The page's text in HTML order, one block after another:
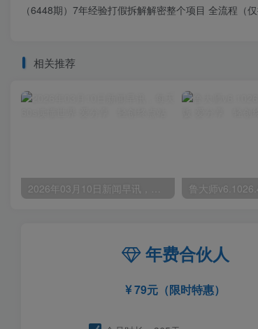
（6448期）7年经验打假拆解解密整个项目 全流程（仅
相关推荐
年费合伙人
79元（限时特惠）